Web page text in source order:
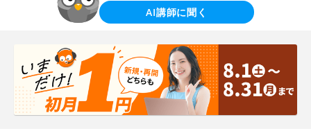
AI講師に聞く